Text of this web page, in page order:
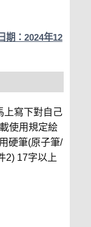
期：2024年12
上寫下對自己
使用規定絵
硬筆(原子筆/
2) 17字以上